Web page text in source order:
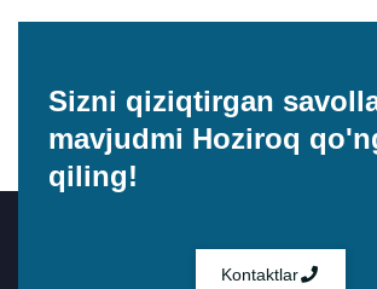
Sizni qiziqtirgan
mavjudmi Hoziroq
qiling!
Kontaktlar